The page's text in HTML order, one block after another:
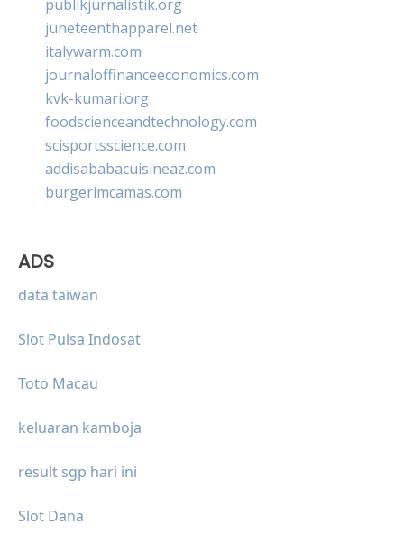
publikjurnalistik.org
juneteenthapparel.net
italywarm.com
journaloffinanceeconomics.com
kvk-kumari.org
foodscienceandtechnology.com
scisportsscience.com
addisababacuisineaz.com
burgerimcamas.com
ADS
data taiwan
Slot Pulsa Indosat
Toto Macau
keluaran kamboja
result sgp hari ini
Slot Dana